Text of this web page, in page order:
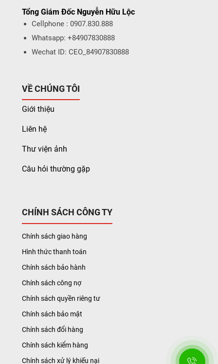
Tổng Giám Đốc Nguyễn Hữu Lộc
Cellphone : 0907.830.888
Whatsapp: +84907830888
Wechat ID: CEO_84907830888
VỀ CHÚNG TÔI
Giới thiệu
Liên hệ
Thư viện ảnh
Câu hỏi thường gặp
CHÍNH SÁCH CÔNG TY
Chính sách giao hàng
Hình thức thanh toán
Chính sách bảo hành
Chính sách công nợ
Chính sách quyền riêng tư
Chính sách bảo mật
Chính sách đổi hàng
Chính sách kiểm hàng
Chính sách xử lý khiếu nại